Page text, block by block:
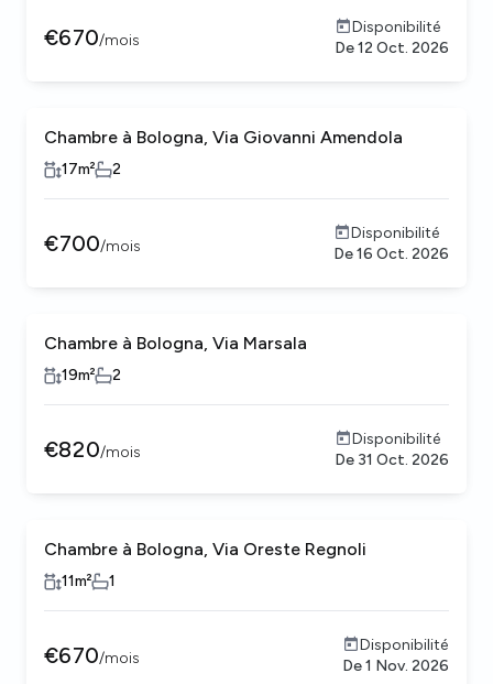
€670/mois
Disponibilité
De12 Oct. 2026
Chambre à Bologna, Via Giovanni Amendola
17m² 2
€700/mois
Disponibilité
De16 Oct. 2026
Chambre à Bologna, Via Marsala
19m² 2
€820/mois
Disponibilité
De 31 Oct. 2026
Chambre à Bologna, Via Oreste Regnoli
11m² 1
€670/mois
Disponibilité
De1 Nov. 2026